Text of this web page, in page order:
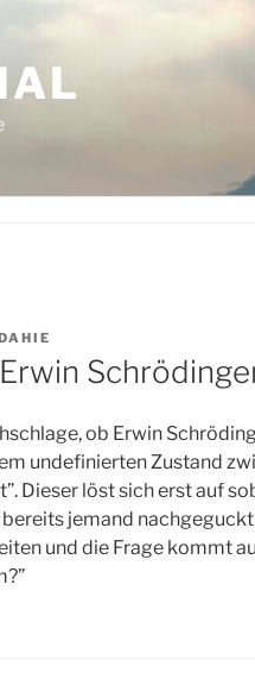
ob Erwin
undefinierten Zustand
Dieser löst sich erst auf
bereits jemand
und die Frage kommt